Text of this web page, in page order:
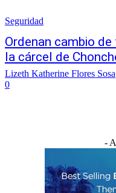
Seguridad
Ordenan cambio
la cárcel de
Lizeth Katherine Flores Sosa
0
-